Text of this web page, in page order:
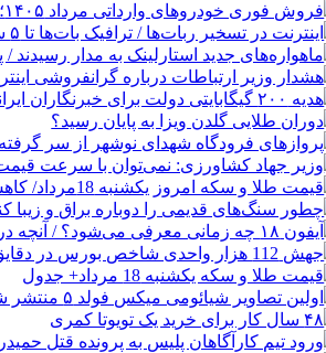
فروش فوری خودروهای وارداتی مرداد ۱۴۰۵؛ بدون قرعه‌کشی و حساب وکالتی
اینترنت در تسخیر ربات‌ها / ترافیک بات‌ها تا ۵ سال آینده هزار برابر انسان‌ها خواهد شد
ماهواره‌های جدید استارلینک به مدار رسیدند / پرتاب ۲۴ ماهواره
هشدار وزیر ارتباطات درباره گرانفروشی
هدیه ۲۰۰ گیگابایتی دولت برای خبرنگاران ایرانسلی
دوران طلایی گلدن ویزا به پایان رسید؟
پروازهای فرودگاه شهدای نوشهر از سر
وزیر جهاد کشاورزی: نمی‌توان با سرعت قیمت
قیمت طلا و سکه امروز یکشنبه 18مرداد/ کاهش همه قیمت ها + جدول
چطور سنگ‌های قدیمی را دوباره براق و زیبا
آیفون ۱۸ چه زمانی معرفی می‌شود؟ / آنچه درباره گوشی جدید اپل می‌دانیم
جهش 112 هزار واحدی شاخص بورس در دقایق ابتدایی معاملات امروز
قیمت طلا و سکه یکشنبه 18 مرداد+ جدول
اولین تصاویر شیائومی میکس فولد ۵ منتشر شد
۴۸ سال کار برای خرید یک تویوتا کمری
ورود تیم کارآگاهان پلیس به پرونده قتل